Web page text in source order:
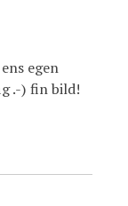
egen
.-) fin bild!